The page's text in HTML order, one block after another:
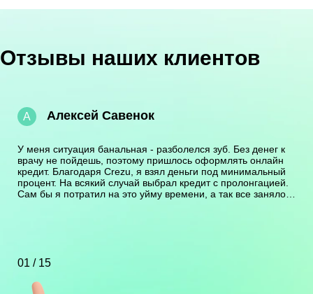
Отзывы наших клиентов
А Алексей Савенок
У меня ситуация банальная - разболелся зуб. Без денег к
врачу не пойдешь, поэтому пришлось оформлять онлайн
кредит. Благодаря Crezu, я взял деньги под минимальный
процент. На всякий случай выбрал кредит с пролонгацией.
Сам бы я потратил на это уйму времени, а так все заняло
01 / 15